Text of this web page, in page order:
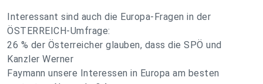
Interessant sind auch die Europa-Fragen in der
ÖSTERREICH-Umfrage:
26 % der Österreicher glauben, dass die SPÖ und
Kanzler Werner
Faymann unsere Interessen in Europa am besten